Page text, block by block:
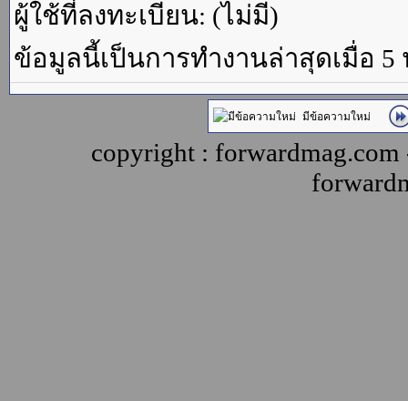
ผู้ใช้ที่ลงทะเบียน: (ไม่มี)
ข้อมูลนี้เป็นการทำงานล่าสุดเมื่อ 5
มีข้อความใหม่
copyright :